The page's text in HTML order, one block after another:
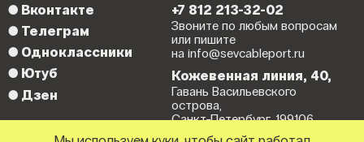
●Вконтакте
●Телеграм
●Одноклассники
●Ютуб
●Дзен
+7 812 213-32-02
Звоните по любым вопросам
или пишите
на info@sevcableport.ru
Кожевенная линия, 40,
Гавань Васильевского
острова,
Санкт-Петербург, 199106.